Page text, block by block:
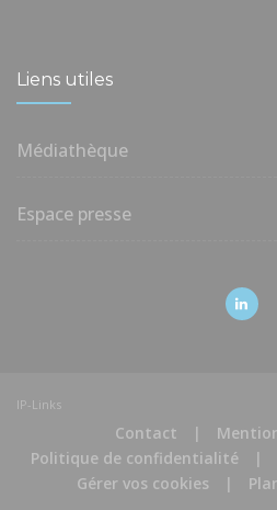
Liens utiles
Médiathèque
Espace presse
IP-Links
Contact |
Politique de confidentialité
|
Gérer vos cookies
|